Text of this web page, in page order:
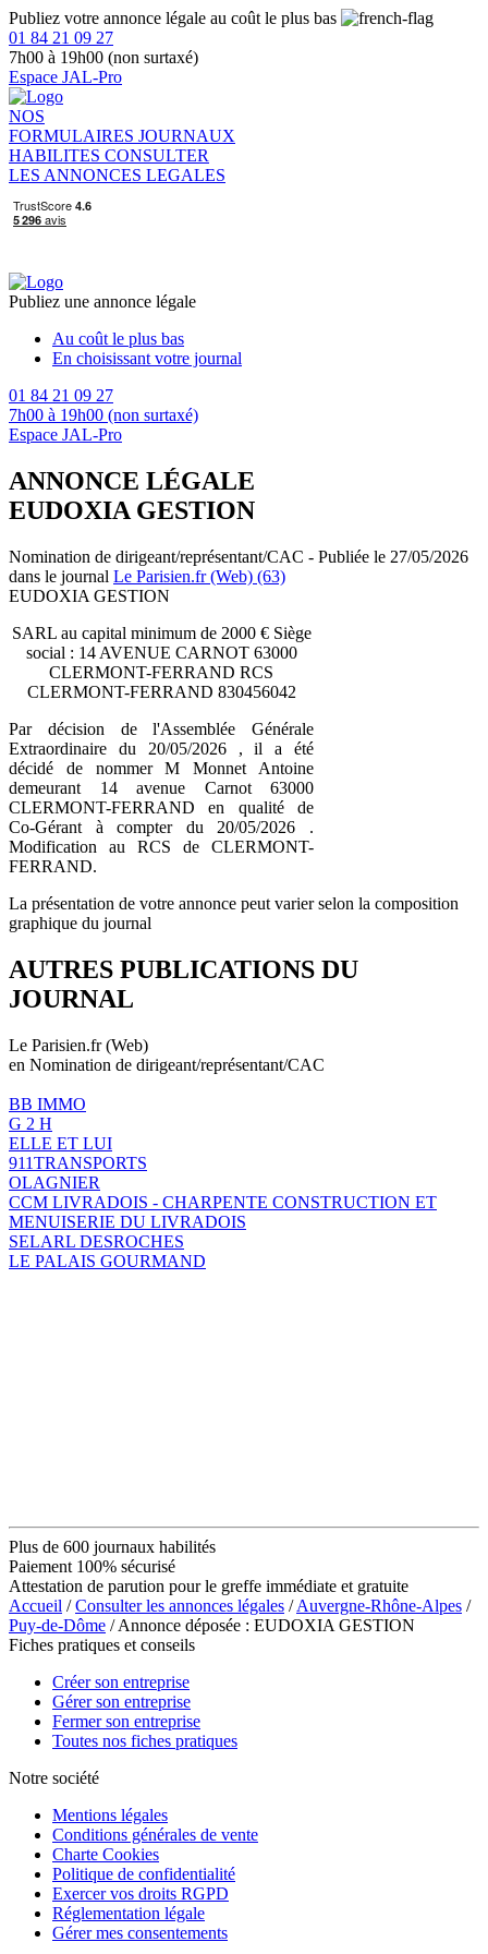
Publiez votre annonce légale au coût le plus bas
01 84 21 09 27
7h00 à 19h00 (non surtaxé)
Espace JAL-Pro
NOS
FORMULAIRES JOURNAUX
HABILITES CONSULTER
LES ANNONCES LEGALES
Publiez une annonce légale
Au coût le plus bas
En choisissant votre journal
01 84 21 09 27
7h00 à 19h00 (non surtaxé)
Espace JAL-Pro
ANNONCE LÉGALE
EUDOXIA GESTION
Nomination de dirigeant/représentant/CAC - Publiée le 27/05/2026
dans le journal Le Parisien.fr (Web) (63)
EUDOXIA GESTION
SARL au capital minimum de 2000 € Siège
social : 14 AVENUE CARNOT 63000
CLERMONT-FERRAND RCS
CLERMONT-FERRAND 830456042
Par décision de l'Assemblée Générale
Extraordinaire du 20/05/2026 , il a été
décidé de nommer M Monnet Antoine
demeurant 14 avenue Carnot 63000
CLERMONT-FERRAND en qualité de
Co-Gérant à compter du 20/05/2026 .
Modification au RCS de CLERMONT-
FERRAND.
La présentation de votre annonce peut varier selon la composition
graphique du journal
AUTRES PUBLICATIONS DU
JOURNAL
Le Parisien.fr (Web)
en Nomination de dirigeant/représentant/CAC
BB IMMO
G 2 H
ELLE ET LUI
911TRANSPORTS
OLAGNIER
CCM LIVRADOIS - CHARPENTE CONSTRUCTION ET
MENUISERIE DU LIVRADOIS
SELARL DESROCHES
LE PALAIS GOURMAND
Plus de 600 journaux habilités
Paiement 100% sécurisé
Attestation de parution pour le greffe immédiate et gratuite
Accueil /Consulter les annonces légales /Auvergne-Rhône-Alpes /
Puy-de-Dôme / Annonce déposée : EUDOXIA GESTION
Fiches pratiques et conseils
Créer son entreprise
Gérer son entreprise
Fermer son entreprise
Toutes nos fiches pratiques
Notre société
Mentions légales
Conditions générales de vente
Charte Cookies
Politique de confidentialité
Exercer vos droits RGPD
Réglementation légale
Gérer mes consentements